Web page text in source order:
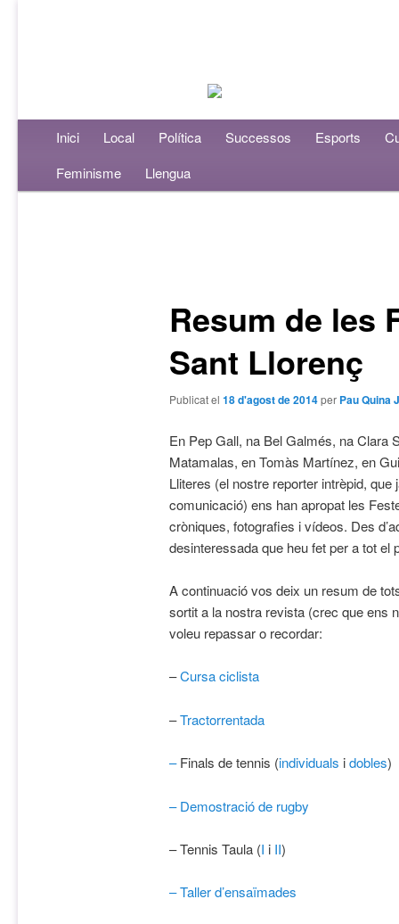
Menú principalAneu al contingut principal
Aneu al contingut secundari
Inici Local Política Successos Esports
Feminisme
Llengua
Resum de les
Sant Llorenç
Publicat el 18 d'agost de 2014per Pau Quina
En Pep Gall, na Bel Galmés, na Clara
Matamalas, en Tomàs Martínez, en
Lliteres (el nostre reporter intrèpid,
comunicació) ens han apropat les
cròniques, fotografies i vídeos. Des
desinteressada que heu fet per a tot el
A continuació vos deix un resum de
sortit a la nostra revista (crec que ens
voleu repassar o recordar:
–Cursa ciclista
–Tractorrentada
–Finals de tennis (individuals idobles)
– Demostració de rugby
– Tennis Taula (I i II)
– Taller d’ensaïmades